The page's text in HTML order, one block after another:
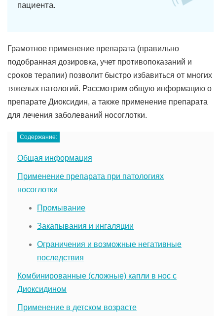
пациента.
Грамотное применение препарата (правильно
подобранная дозировка, учет противопоказаний и
сроков терапии) позволит быстро избавиться от многих
тяжелых патологий. Рассмотрим общую информацию о
препарате Диоксидин, а также применение препарата
для лечения заболеваний носоглотки.
Содержание:
Общая информация
Применение препарата при патологиях
носоглотки
Промывание
Закапывания и ингаляции
Ограничения и возможные негативные
последствия
Комбинированные (сложные) капли в нос с
Диоксидином
Применение в детском возрасте